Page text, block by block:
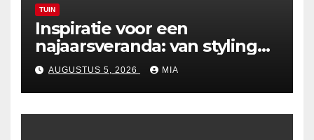
TUIN
Inspiratie voor een
najaarsveranda: van styling
tot verwarming
AUGUSTUS 5, 2026 MIA